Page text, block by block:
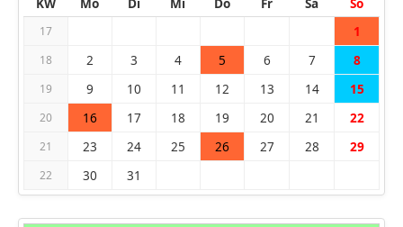
17 1
18 2 3 4 5 6 7 8
19 9 10 11 12 13 14 15
20 16 17 18 19 20 21 22
21 23 24 25 26 27 28 29
22 30 31